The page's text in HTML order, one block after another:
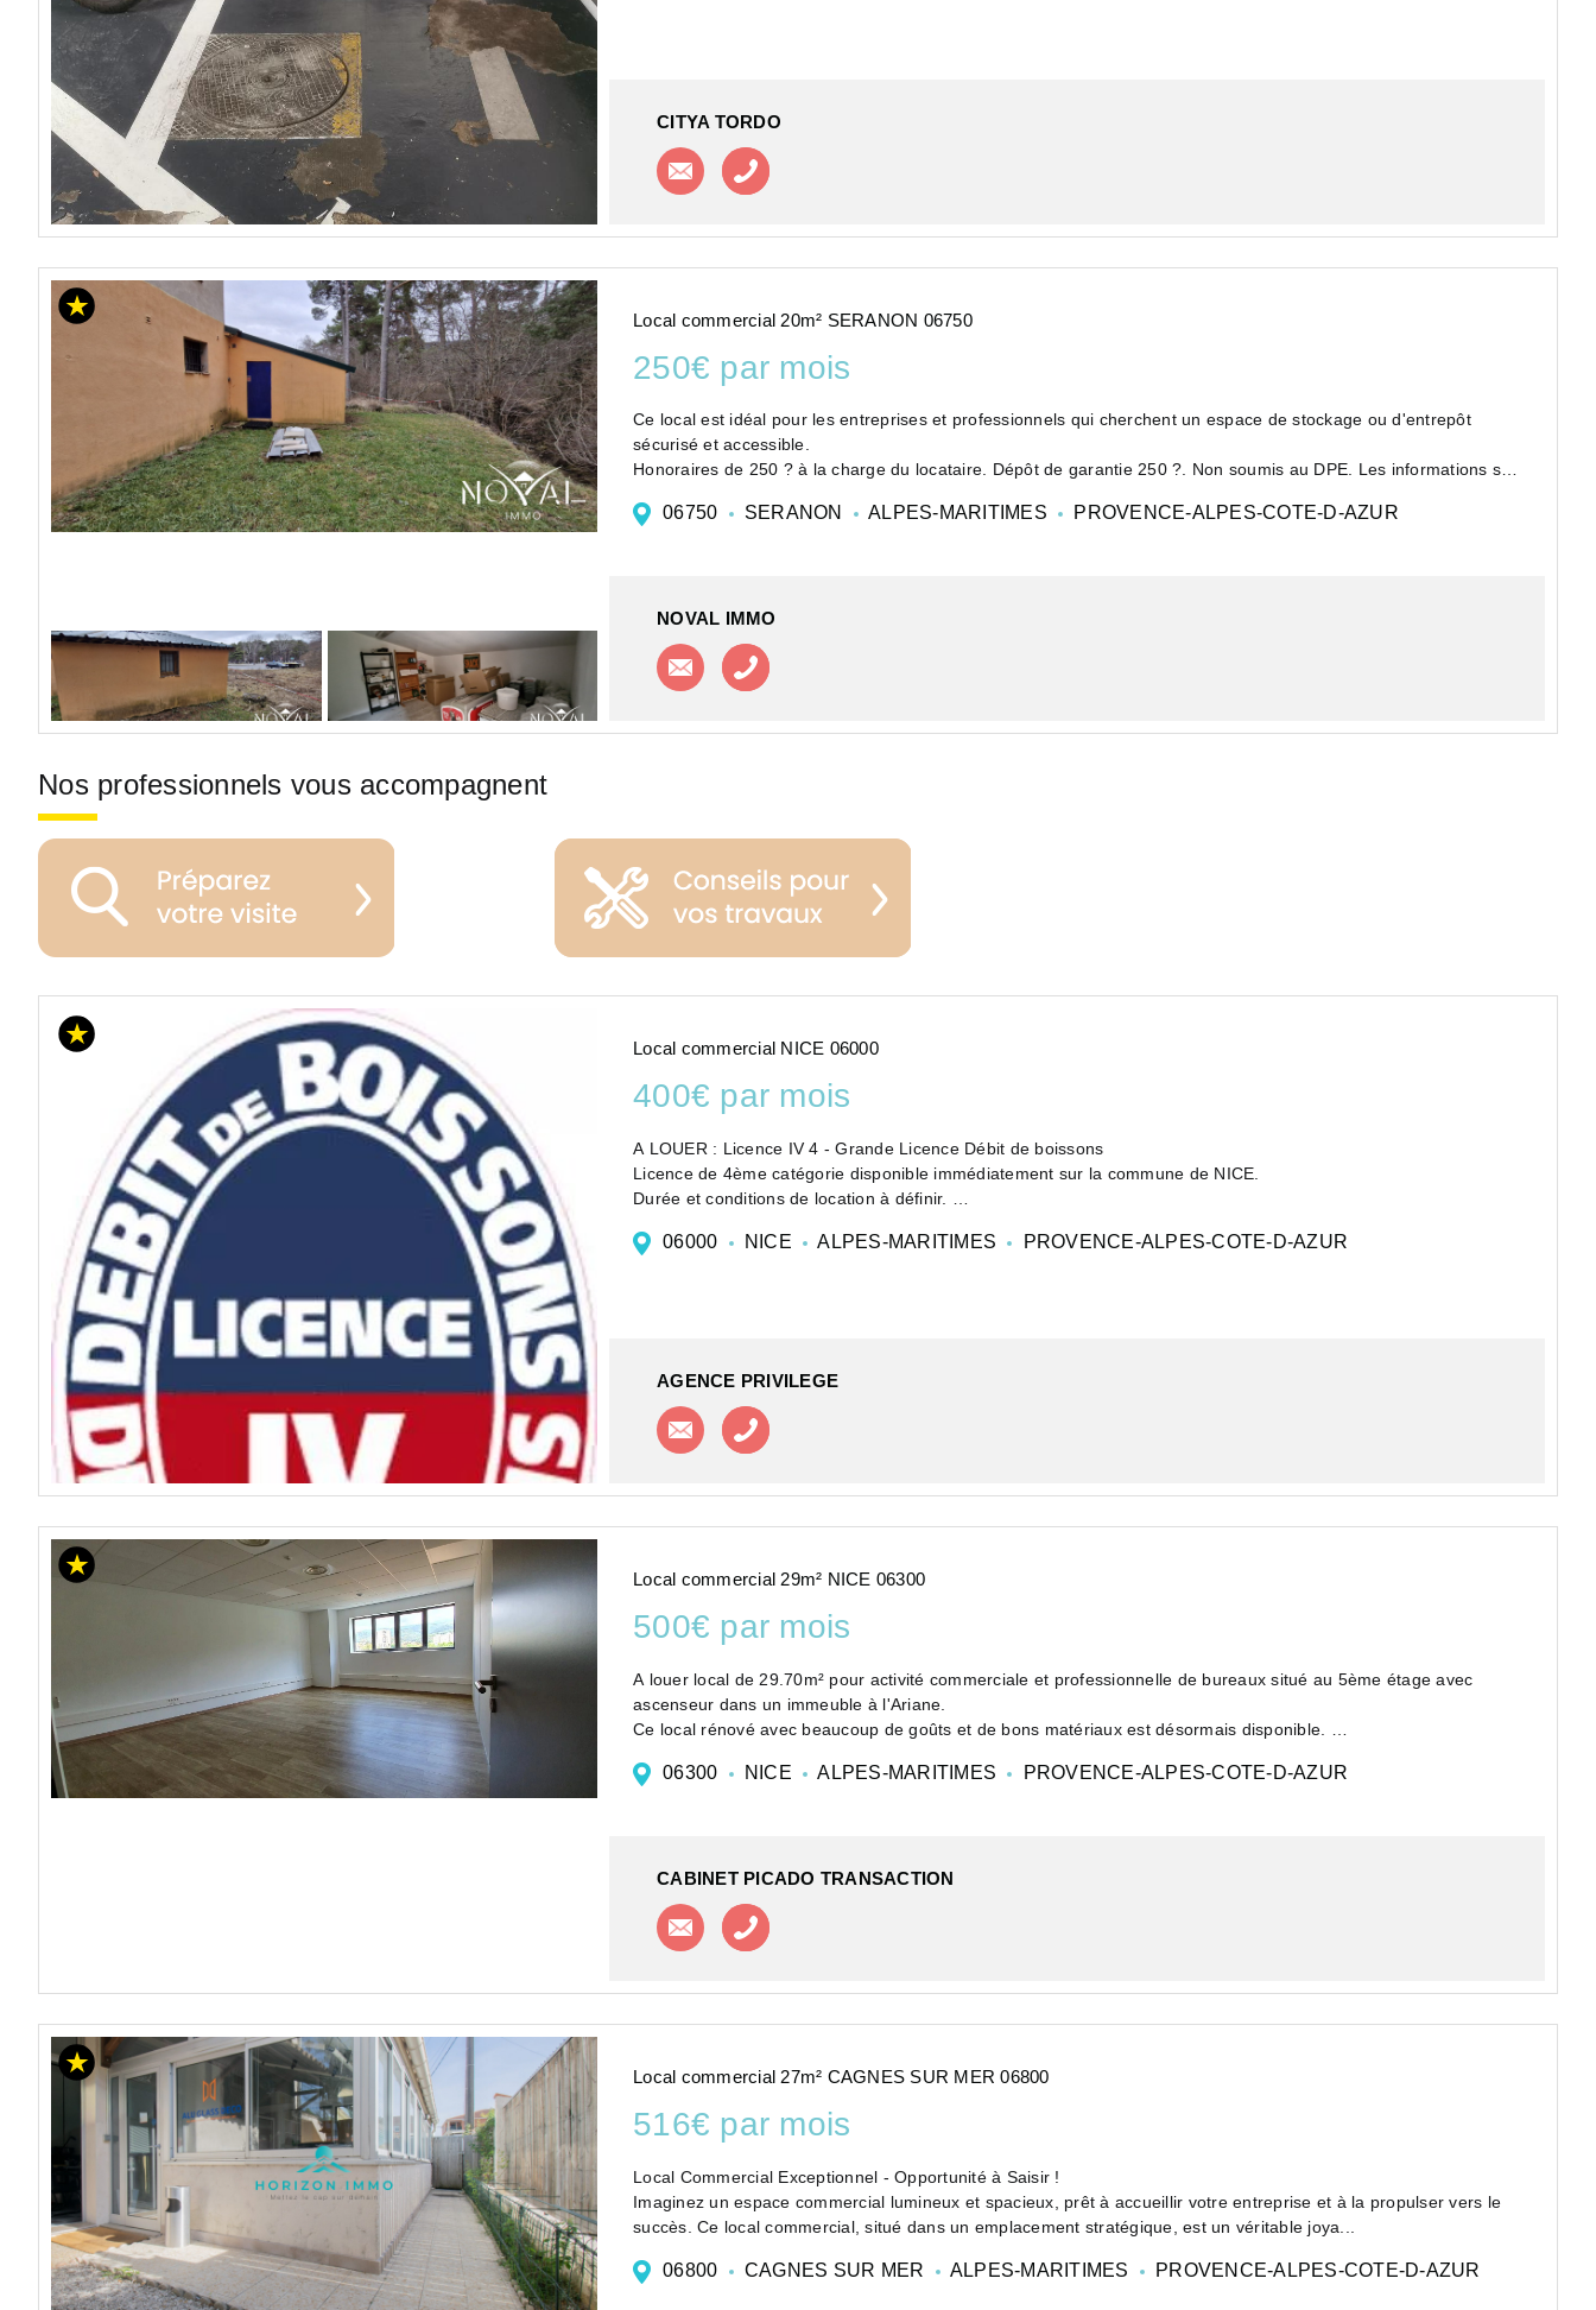
CITYA TORDO
Contacter l'agence
Local commercial 20m² SERANON 06750
250€ par mois
Ce local est idéal pour les entreprises et professionnels qui cherchent un espace de stockage ou d'entrepôt
sécurisé et accessible.
Honoraires de 250 ? à la charge du locataire. Dépôt de garantie 250 ?. Non soumis au DPE. Les informations sur
06750 SERANON ALPES-MARITIMES PROVENCE-ALPES-COTE-D-AZUR
NOVAL IMMO
Contacter l'agence
Nos professionnels vous accompagnent
Local commercial NICE 06000
400€ par mois
A LOUER : Licence IV 4 - Grande Licence Débit de boissons
Licence de 4ème catégorie disponible immédiatement sur la commune de NICE.
Durée et conditions de location à définir.
Honoraires : 400 euros HT
06000 NICE ALPES-MARITIMES PROVENCE-ALPES-COTE-D-AZUR
AGENCE PRIVILEGE
Contacter l'agence
Local commercial 29m² NICE 06300
500€ par mois
A louer local de 29.70m² pour activité commerciale et professionnelle de bureaux situé au 5ème étage avec
ascenseur dans un immeuble à l'Ariane.
Ce local rénové avec beaucoup de goûts et de bons matériaux est désormais disponible.
06300 NICE ALPES-MARITIMES PROVENCE-ALPES-COTE-D-AZUR
CABINET PICADO TRANSACTION
Contacter l'agence
Local commercial 27m² CAGNES SUR MER 06800
516€ par mois
Local Commercial Exceptionnel - Opportunité à Saisir !
Imaginez un espace commercial lumineux et spacieux, prêt à accueillir votre entreprise et à la propulser vers le
succès. Ce local commercial, situé dans un emplacement stratégique, est un véritable joya...
06800 CAGNES SUR MER ALPES-MARITIMES PROVENCE-ALPES-COTE-D-AZUR